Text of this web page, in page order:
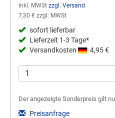
inkl. MWSt zzgl. Versand
7,30 € zzgl. MWSt
sofort lieferbar
Lieferzeit 1-3 Tage*
Versandkosten
: 4,95 €
Der angezeigte Sonderpreis gilt
Preisanfrage